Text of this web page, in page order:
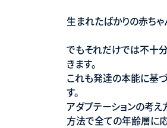
生まれたばかりの赤ちゃ
でもそれだけでは不十
きます。
これも発達の本能に基
す。
アダプテーションの考
方法で全ての年齢層に